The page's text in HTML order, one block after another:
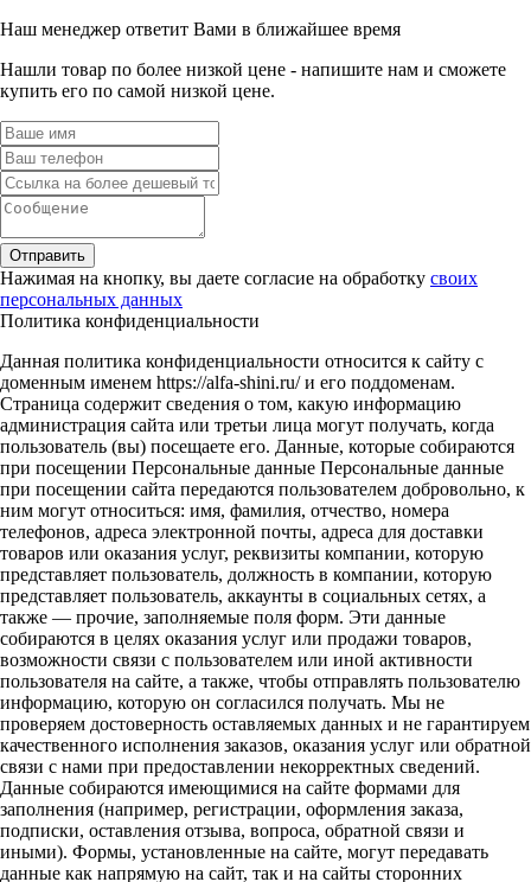
Наш менеджер ответит Вами в ближайшее время
Нашли товар по более низкой цене - напишите нам и сможете
купить его по самой низкой цене.
Отправить
Нажимая на кнопку, вы даете согласие на обработку своих
персональных данных
Политика конфиденциальности
Данная политика конфиденциальности относится к сайту с
доменным именем https://alfa-shini.ru/ и его поддоменам.
Страница содержит сведения о том, какую информацию
администрация сайта или третьи лица могут получать, когда
пользователь (вы) посещаете его. Данные, которые собираются
при посещении Персональные данные Персональные данные
при посещении сайта передаются пользователем добровольно, к
ним могут относиться: имя, фамилия, отчество, номера
телефонов, адреса электронной почты, адреса для доставки
товаров или оказания услуг, реквизиты компании, которую
представляет пользователь, должность в компании, которую
представляет пользователь, аккаунты в социальных сетях, а
также — прочие, заполняемые поля форм. Эти данные
собираются в целях оказания услуг или продажи товаров,
возможности связи с пользователем или иной активности
пользователя на сайте, а также, чтобы отправлять пользователю
информацию, которую он согласился получать. Мы не
проверяем достоверность оставляемых данных и не гарантируем
качественного исполнения заказов, оказания услуг или обратной
связи с нами при предоставлении некорректных сведений.
Данные собираются имеющимися на сайте формами для
заполнения (например, регистрации, оформления заказа,
подписки, оставления отзыва, вопроса, обратной связи и
иными). Формы, установленные на сайте, могут передавать
данные как напрямую на сайт, так и на сайты сторонних